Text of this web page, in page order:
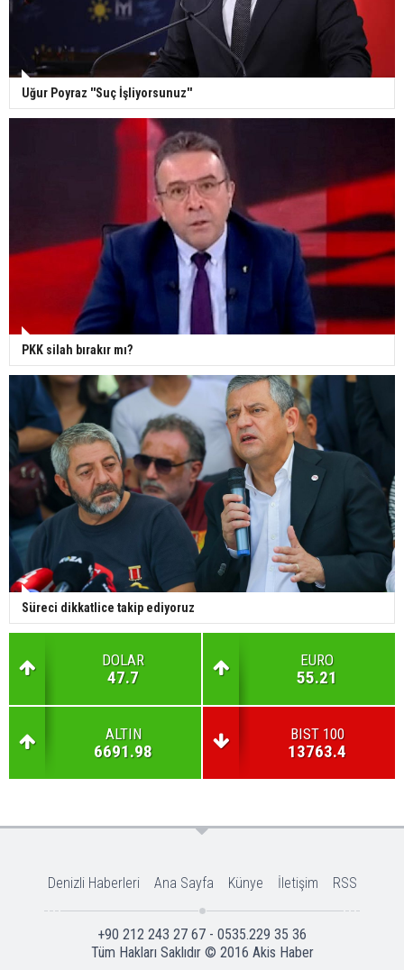
Uğur Poyraz ''Suç İşliyorsunuz''
PKK silah bırakır mı?
Süreci dikkatlice takip ediyoruz
DOLAR
47.7
EURO
55.21
ALTIN
6691.98
BIST 100
13763.4
Denizli Haberleri Ana Sayfa Künye İletişim RSS
+90 212 243 27 67 - 0535.229 35 36
Tüm Hakları Saklıdır © 2016 Akis Haber